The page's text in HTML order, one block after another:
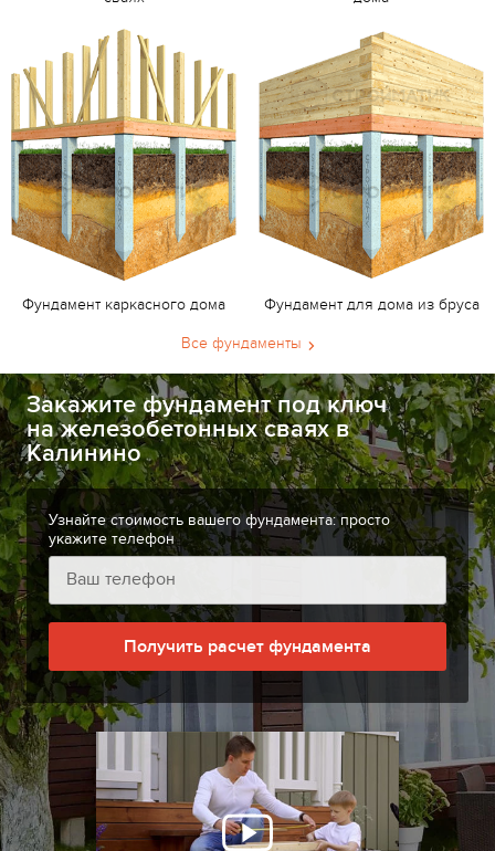
Фундамент каркасного дома Фундамент для дома из бруса
Все фундаменты
Закажите фундамент под ключ
на железобетонных сваях в
Калинино
Узнайте стоимость вашего фундамента: просто
укажите телефон
Получить расчет фундамента